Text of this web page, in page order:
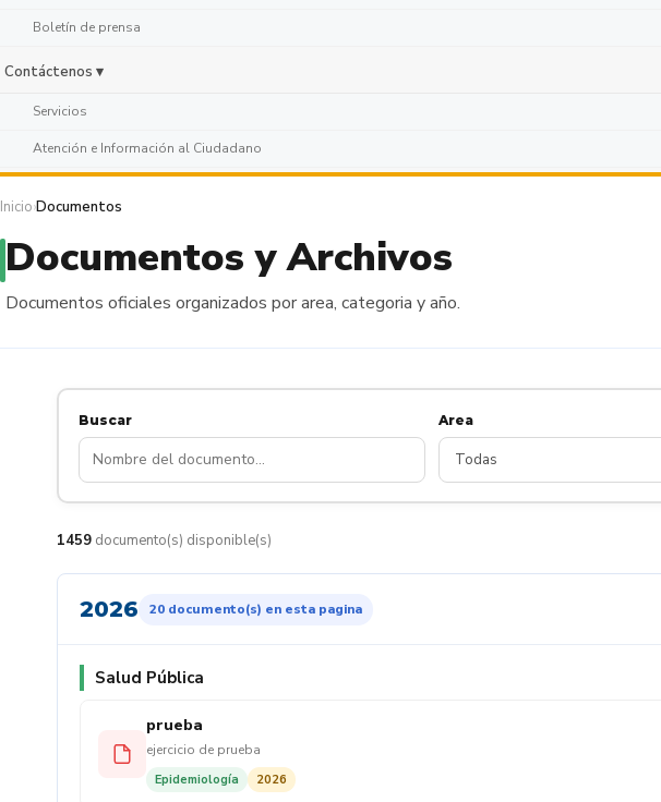
Boletín de prensa
Contáctenos ▾
Servicios
Atención e Información al Ciudadano
Inicio›Documentos
Documentos y Archivos
Documentos oficiales organizados por area, categoria y año.
Buscar Area
1459 documento(s) disponible(s)
2026 20 documento(s) en esta pagina
Salud Pública
prueba
ejercicio de prueba
Epidemiología 2026